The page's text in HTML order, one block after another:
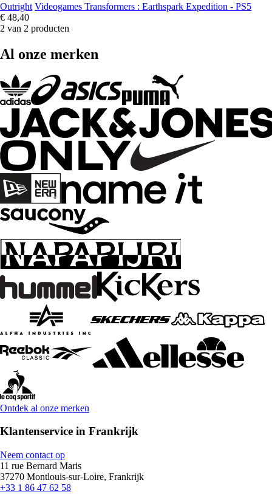
Outright Videogames Transformers : Earthspark Expedition - PS5
€ 48,40
2 van 2 producten
Al onze merken
Ontdek al onze merken
Klantenservice in Frankrijk
Neem contact op
11 rue Bernard Maris
37270 Montlouis-sur-Loire, Frankrijk
+33 1 86 47 62 58